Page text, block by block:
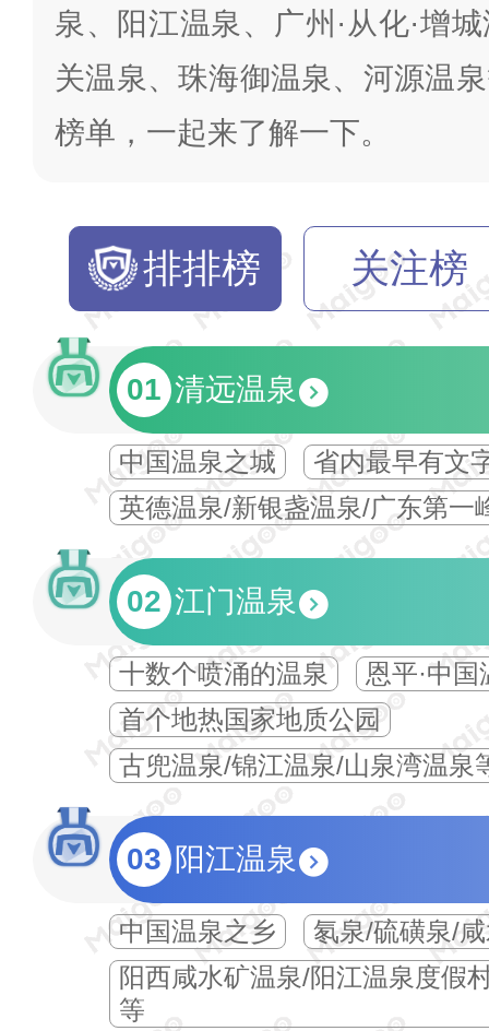
泉、阳江温泉、广州·从化·增
关温泉、珠海御温泉、河源温
榜单，一起来了解一下。
排排榜 关注榜
01 清远温泉
中国温泉之城
省内最早有文
英德温泉/新银盏温泉/广东第一
02 江门温泉
十数个喷涌的温泉
恩平·中
首个地热国家地质公园
古兜温泉/锦江温泉/山泉湾温泉
03 阳江温泉
中国温泉之乡
氡泉/硫磺泉/
阳西咸水矿温泉/阳江温泉度假
等